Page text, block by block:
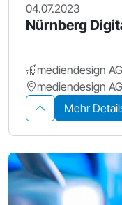
04.07.2023
Nürnberg
mediendesign AG
mediendesign AG
Mehr